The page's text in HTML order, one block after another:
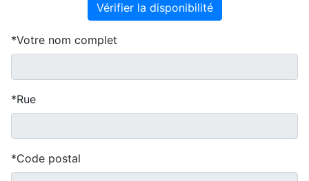
Vérifier la disponibilité
Votre nom complet
Rue
Code postal